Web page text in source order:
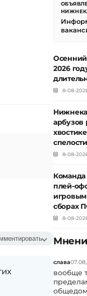
2026
8-08-
арбузов
спелости
8-08-
Команда
плей-
сборах
8-08-
слава
вообще